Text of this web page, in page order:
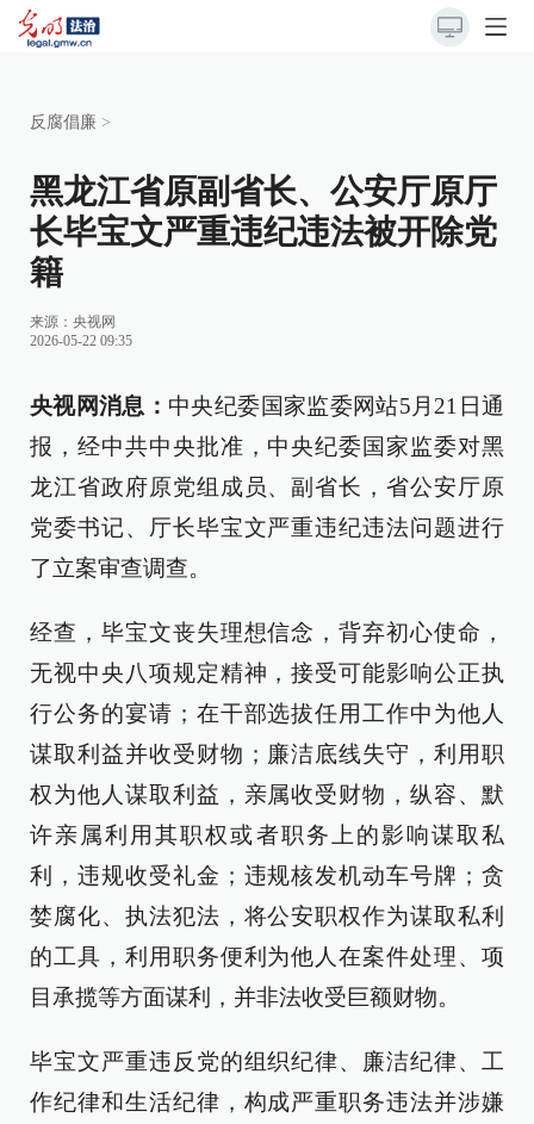
反腐倡廉 >
黑龙江省原副省长、公安厅原厅
长毕宝文严重违纪违法被开除党
籍
来源： 央视网
2026-05-22 09:35
央视网消息： 中央纪委国家监委网站5月21日通
报，经中共中央批准，中央纪委国家监委对黑
龙江省政府原党组成员、副省长，省公安厅原
党委书记、厅长毕宝文严重违纪违法问题进行
了立案审查调查。
经查，毕宝文丧失理想信念，背弃初心使命，
无视中央八项规定精神，接受可能影响公正执
行公务的宴请；在干部选拔任用工作中为他人
谋取利益并收受财物；廉洁底线失守，利用职
权为他人谋取利益，亲属收受财物，纵容、默
许亲属利用其职权或者职务上的影响谋取私
利，违规收受礼金；违规核发机动车号牌；贪
婪腐化、执法犯法，将公安职权作为谋取私利
的工具，利用职务便利为他人在案件处理、项
目承揽等方面谋利，并非法收受巨额财物。
毕宝文严重违反党的组织纪律、廉洁纪律、工
作纪律和生活纪律，构成严重职务违法并涉嫌